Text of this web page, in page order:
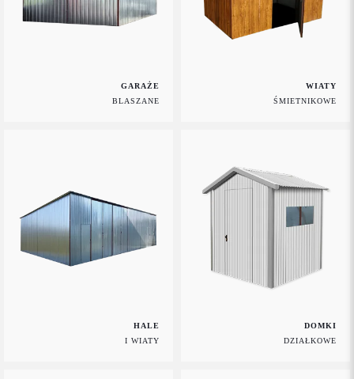
GARAŻE
BLASZANE
WIATY
ŚMIETNIKOWE
HALE
I WIATY
DOMKI
DZIAŁKOWE